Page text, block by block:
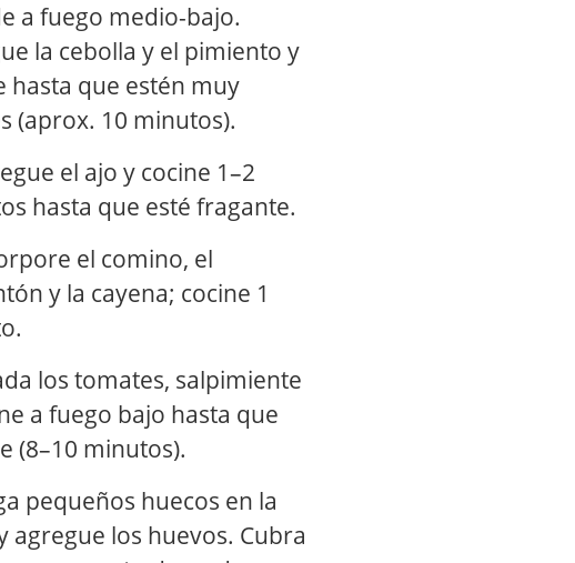
a fuego medio-bajo.
la cebolla y el pimiento y
hasta que estén muy
(aprox. 10 minutos).
el ajo y cocine 1–2
hasta que esté fragante.
el comino, el
y la cayena; cocine 1
los tomates, salpimiente
a fuego bajo hasta que
(8–10 minutos).
pequeños huecos en la
agregue los huevos. Cubra